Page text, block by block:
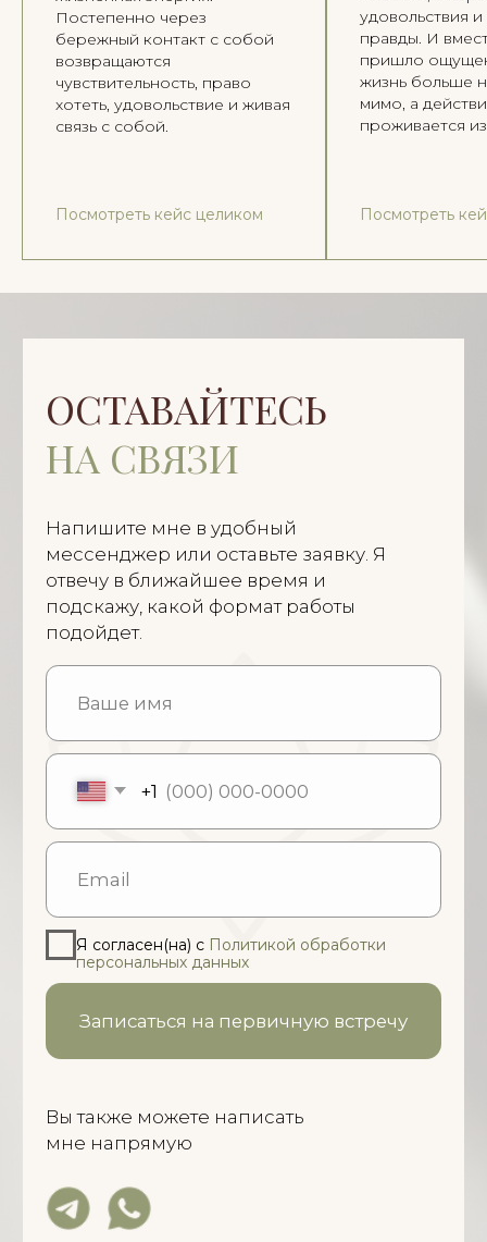
Постепенно через
бережный контакт с собой
возвращаются
чувствительность, право
хотеть, удовольствие и живая
связь с собой.
Посмотреть кейс целиком
удовольствия
правды. И
пришло
жизнь больше
мимо, а
проживается
Посмотреть